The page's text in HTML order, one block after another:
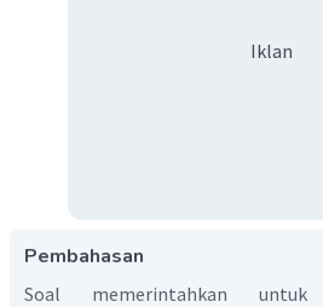
Iklan
Pembahasan
Soal memerintahkan